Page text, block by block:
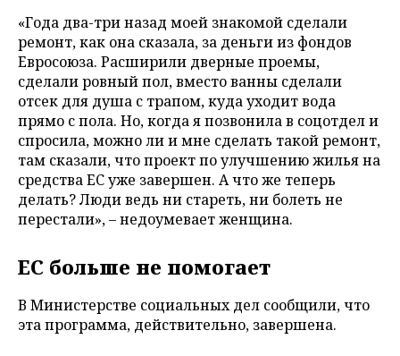
«Года два-три назад моей знакомой сделали
ремонт, как она сказала, за деньги из фондов
Евросоюза. Расширили дверные проемы,
сделали ровный пол, вместо ванны сделали
отсек для душа с трапом, куда уходит вода
прямо с пола. Но, когда я позвонила в соцотдел и
спросила, можно ли и мне сделать такой ремонт,
там сказали, что проект по улучшению жилья на
средства ЕС уже завершен. А что же теперь
делать? Люди ведь ни стареть, ни болеть не
перестали», – недоумевает женщина.
ЕС больше не помогает
В Министерстве социальных дел сообщили, что
эта программа, действительно, завершена.